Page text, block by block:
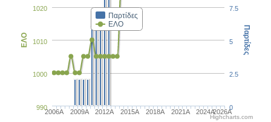
Παρτίδες
ΕΛΟ
2006A 2009A 2012A 2015A 2018A 2021A 2024A2026A
990
1000
1010
1020
ΕΛΟ
0
2.5
5
7.5
Παρτίδες
Highcharts.com